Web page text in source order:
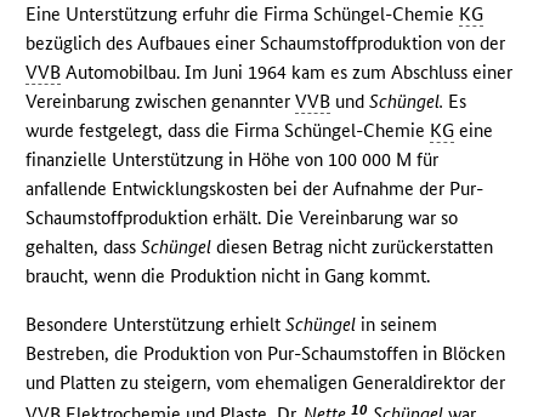
Eine Unterstützung erfuhr die Firma Schüngel-Chemie KG
bezüglich des Aufbaues einer Schaumstoffproduktion von der
VVB Automobilbau. Im Juni 1964 kam es zum Abschluss einer
Vereinbarung zwischen genannterVVB undSchüngel. Es
wurde festgelegt, dass die Firma Schüngel-Chemie KG eine
finanzielle Unterstützung in Höhe von 100 000 M für
anfallende Entwicklungskosten bei der Aufnahme der Pur-
Schaumstoffproduktion erhält. Die Vereinbarung war so
gehalten, dassSchüngel diesen Betrag nicht zurückerstatten
braucht, wenn die Produktion nicht in Gang kommt.
Besondere Unterstützung erhieltSchüngel in seinem
Bestreben, die Produktion von Pur-Schaumstoffen in Blöcken
und Platten zu steigern, vom ehemaligen Generaldirektor der
10